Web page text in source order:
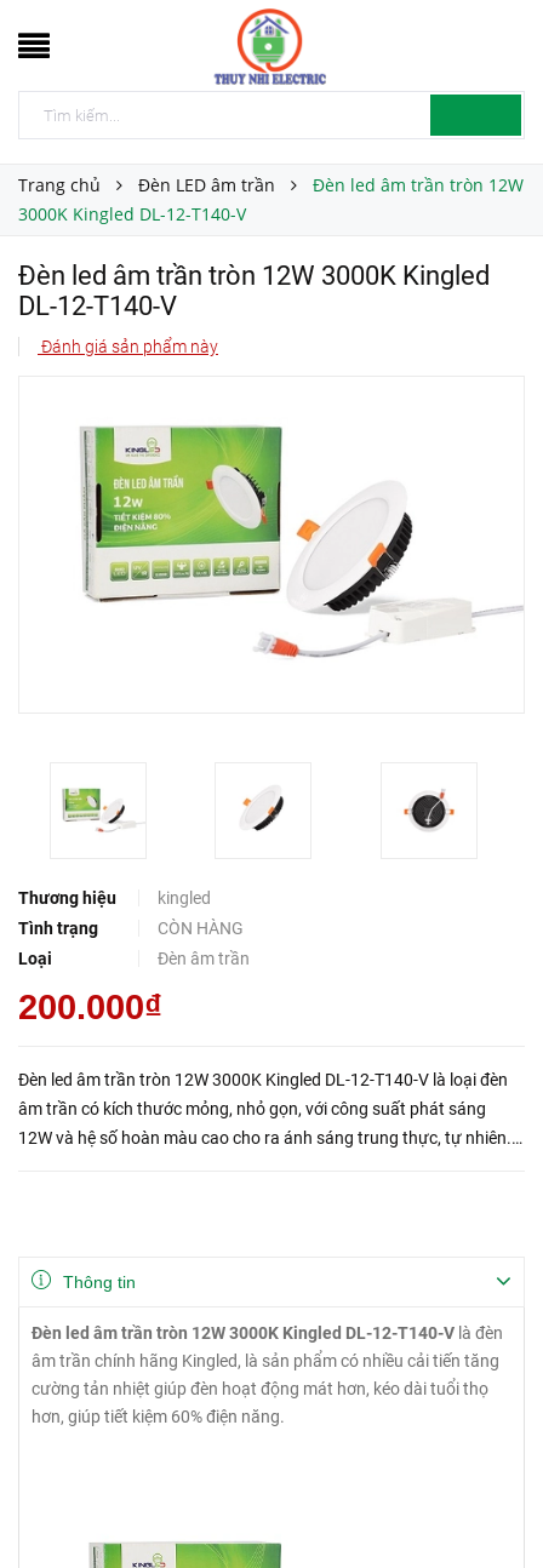
Trang chủ Đèn LED âm trần
Đèn led âm trần tròn 12W
3000K Kingled DL-12-T140-V
Đèn led âm trần tròn 12W 3000K Kingled
DL-12-T140-V
Đánh giá sản phẩm này
Thương hiệu
kingled
Tình trạng
CÒN HÀNG
Loại
Đèn âm trần
200.000₫
Đèn led âm trần tròn 12W 3000K Kingled DL-12-T140-V là loại đèn
âm trần có kích thước mỏng, nhỏ gọn, với công suất phát sáng
12W và hệ số hoàn màu cao cho ra ánh sáng trung thực, tự nhiên.
Thông tin
Đèn led âm trần tròn 12W 3000K Kingled DL-12-T140-V là đèn
âm trần chính hãng Kingled, là sản phẩm có nhiều cải tiến tăng
cường tản nhiệt giúp đèn hoạt động mát hơn, kéo dài tuổi thọ
hơn, giúp tiết kiệm 60% điện năng.